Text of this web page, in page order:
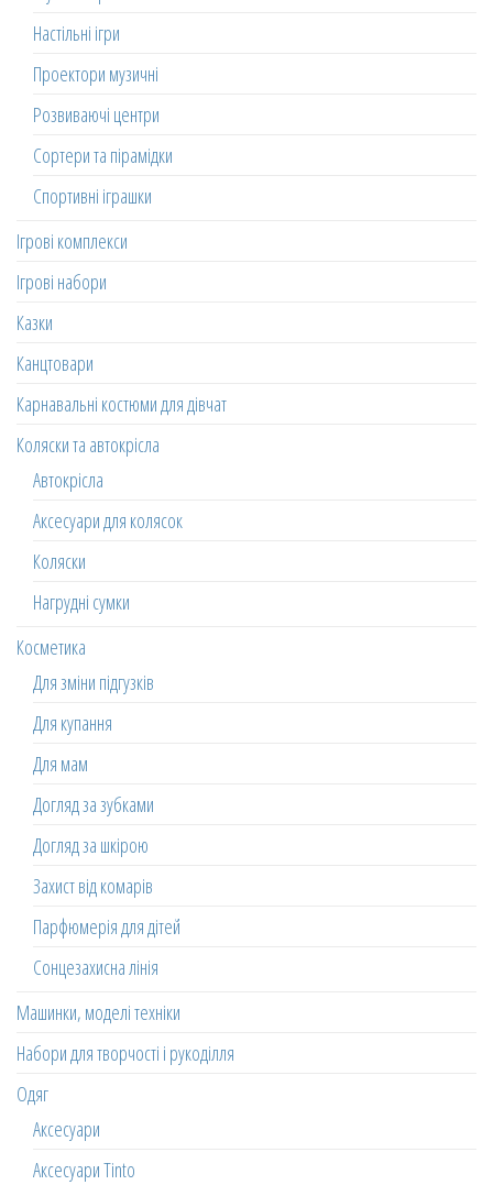
Настільні ігри
Проектори музичні
Розвиваючі центри
Сортери та пірамідки
Спортивні іграшки
Ігрові комплекси
Ігрові набори
Казки
Канцтовари
Карнавальні костюми для дівчат
Коляски та автокрісла
Автокрісла
Аксесуари для колясок
Коляски
Нагрудні сумки
Косметика
Для зміни підгузків
Для купання
Для мам
Догляд за зубками
Догляд за шкірою
Захист від комарів
Парфюмерія для дітей
Сонцезахисна лінія
Машинки, моделі техніки
Набори для творчості і рукоділля
Одяг
Аксесуари
Аксесуари Tinto